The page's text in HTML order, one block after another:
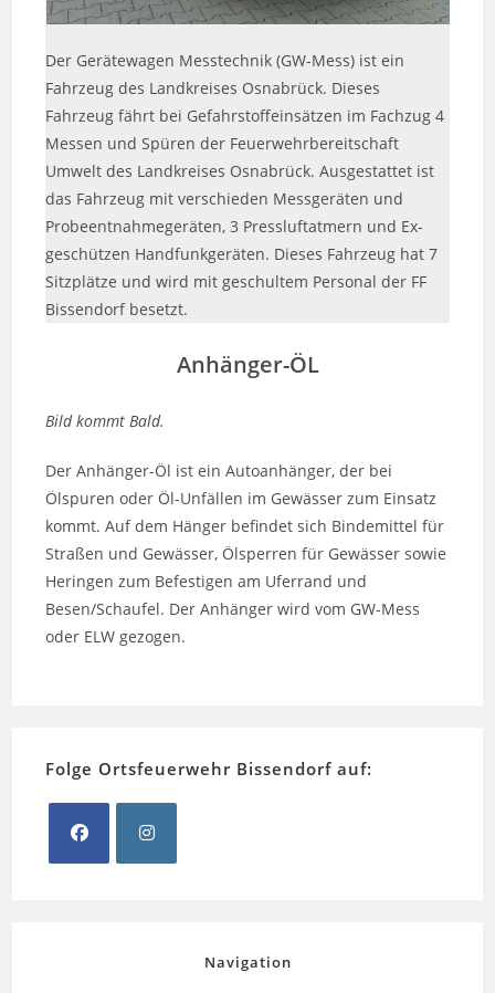
Der Gerätewagen Messtechnik (GW-Mess) ist ein
Fahrzeug des Landkreises Osnabrück. Dieses
Fahrzeug fährt bei Gefahrstoffeinsätzen im Fachzug 4
Messen und Spüren der Feuerwehrbereitschaft
Umwelt des Landkreises Osnabrück. Ausgestattet ist
das Fahrzeug mit verschieden Messgeräten und
Probeentnahmegeräten, 3 Pressluftatmern und Ex-
geschützen Handfunkgeräten. Dieses Fahrzeug hat 7
Sitzplätze und wird mit geschultem Personal der FF
Bissendorf besetzt.
Anhänger-ÖL
Bild kommt Bald.
Der Anhänger-Öl ist ein Autoanhänger, der bei
Ölspuren oder Öl-Unfällen im Gewässer zum Einsatz
kommt. Auf dem Hänger befindet sich Bindemittel für
Straßen und Gewässer, Ölsperren für Gewässer sowie
Heringen zum Befestigen am Uferrand und
Besen/Schaufel. Der Anhänger wird vom GW-Mess
oder ELW gezogen.
Folge Ortsfeuerwehr Bissendorf auf:
Navigation